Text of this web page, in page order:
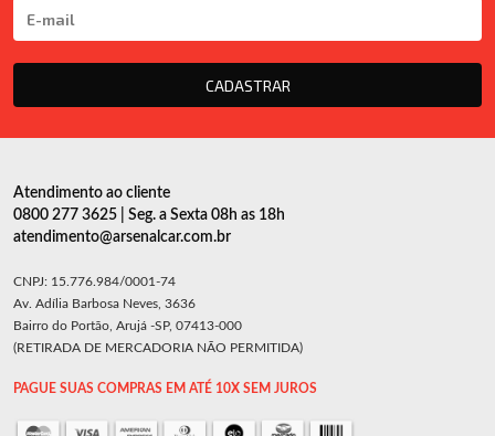
CADASTRAR
Atendimento ao cliente
0800 277 3625 | Seg. a Sexta 08h as 18h
atendimento@arsenalcar.com.br
CNPJ: 15.776.984/0001-74
Av. Adília Barbosa Neves, 3636
Bairro do Portão, Arujá -SP, 07413-000
(RETIRADA DE MERCADORIA NÃO PERMITIDA)
PAGUE SUAS COMPRAS EM ATÉ 10X SEM JUROS